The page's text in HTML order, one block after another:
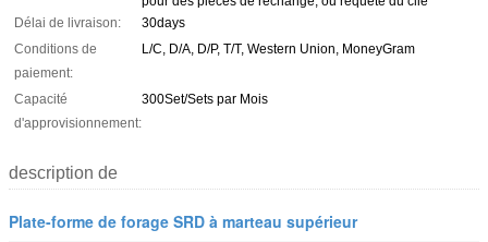
Délai de livraison:
30days
Conditions de
paiement:
L/C, D/A, D/P, T/T, Western Union, MoneyGram
Capacité
d'approvisionnement:
300Set/Sets par Mois
description de
Plate-forme de forage SRD à marteau supérieur